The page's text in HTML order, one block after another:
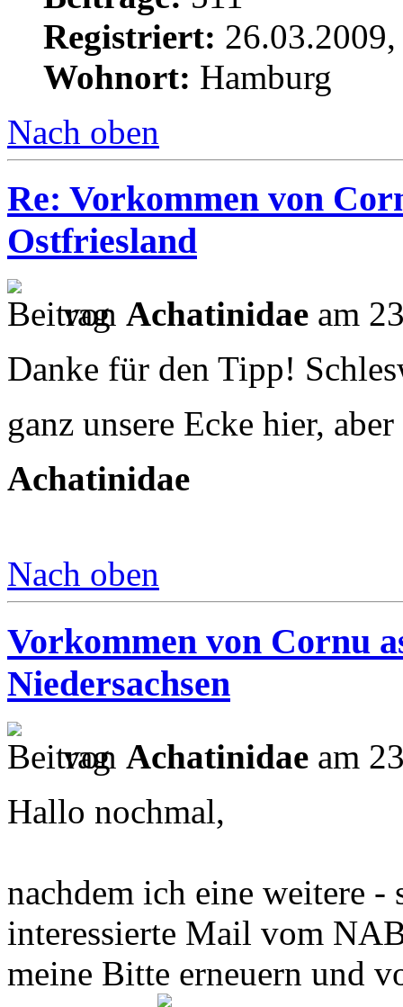
Registriert:
Wohnort: Hamburg
Nach oben
Re: Vorkommen von
Ostfriesland
von Achatinidae am
Danke für den Tipp!
ganz unsere Ecke hier,
Achatinidae
Nach oben
Vorkommen von Cornu
Niedersachsen
von Achatinidae am
Hallo nochmal,
nachdem ich eine weitere -
interessierte Mail vom
meine Bitte erneuern und